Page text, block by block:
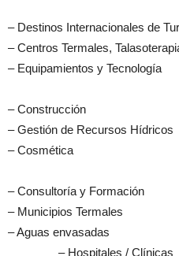
– Destinos Internacionales de
– Centros Termales,
– Equipamientos y Tecnología
– Construcción
– Gestión de Recursos Hídricos
– Cosmética
– Consultoría y Formación
– Municipios Termales
– Aguas envasadas
– Hospitales / Clínicas